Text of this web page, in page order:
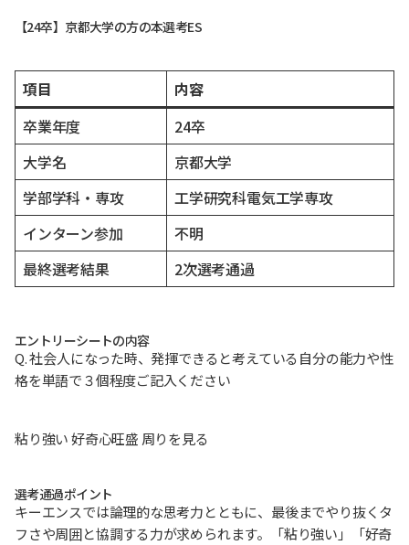
【24卒】京都大学の方の本選考ES
項目
内容
卒業年度
24卒
大学名
京都大学
学部学科・専攻
工学研究科電気工学専攻
インターン参加
不明
最終選考結果
2次選考通過
エントリーシートの内容
Q. 社会人になった時、発揮できると考えている自分の能力や性
格を単語で３個程度ご記入ください
粘り強い 好奇心旺盛 周りを見る
選考通過ポイント
キーエンスでは論理的な思考力とともに、最後までやり抜くタ
フさや周囲と協調する力が求められます。「粘り強い」「好奇